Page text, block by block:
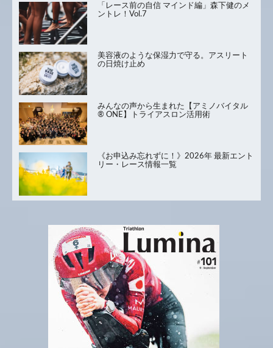
「レース前の自信 マインド編」森下健のメ
ントレ！Vol.7
美容液のような保湿力で守る。アスリート
の日焼け止め
みんなの声から生まれた【アミノバイタル
® ONE】トライアスロン活用術
《お申込み忘れずに！》2026年 最新エント
リー・レース情報一覧